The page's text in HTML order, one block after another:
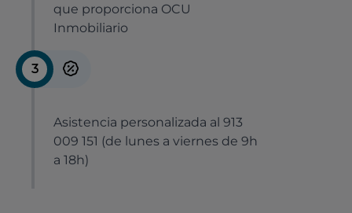
que proporciona OCU
Inmobiliario
3
Asistencia personalizada al 913
009 151 (de lunes a viernes de 9h
a 18h)